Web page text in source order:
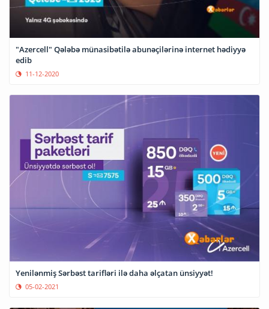
"Azercell" Qələbə münasibətilə abunəçilərinə internet hədiyyə
edib
11-12-2020
Yenilənmiş Sərbəst tarifləri ilə daha əlçatan ünsiyyət!
05-02-2021